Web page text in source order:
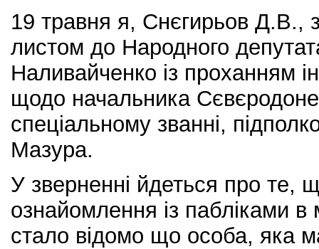
19 травня я, Снєгирьов Д.В.,
листом до Народного
Наливайченко із проханням
щодо начальника
спеціальному званні,
Мазура.
У зверненні йдеться про те,
ознайомлення із пабліками в
стало відомо що особа, яка